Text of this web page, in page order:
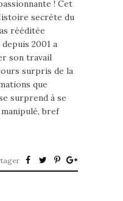
! Cet
secrète du
rééditée
2001 a
son travail
surpris de la
que
surprend à se
bref